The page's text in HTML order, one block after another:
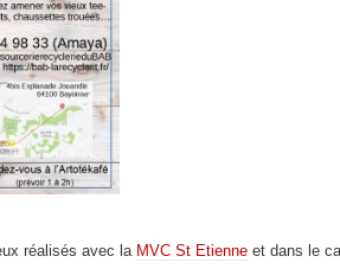
réalisés avec la MVC St Etienne et dans le